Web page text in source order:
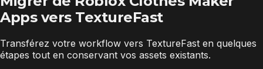
Apps vers TextureFast
Transférez votre workflow vers TextureFast en quelques
étapes tout en conservant vos assets existants.